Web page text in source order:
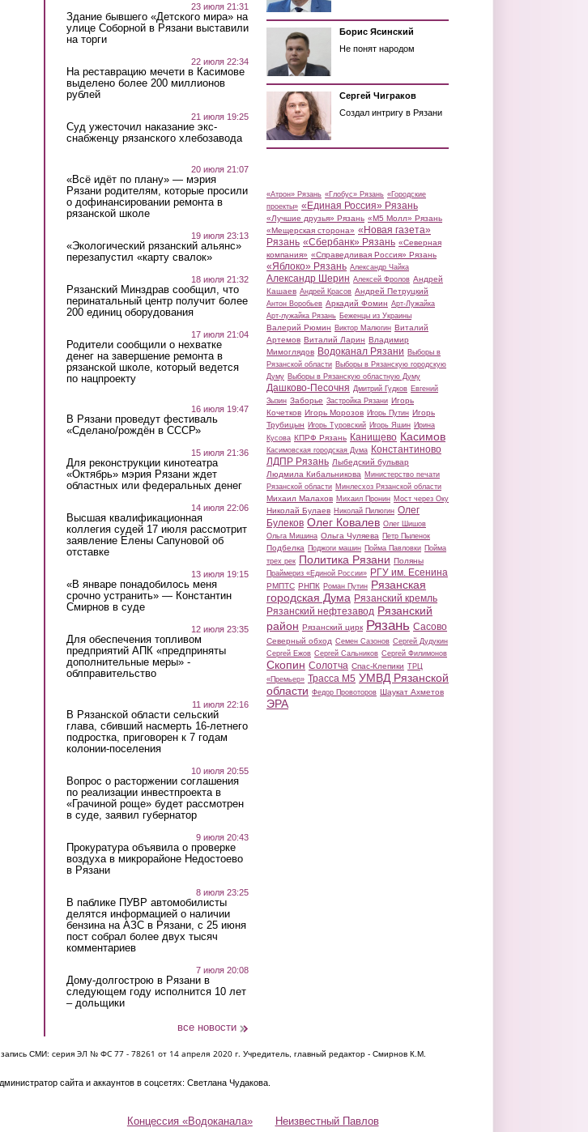
23 июля 21:31
Здание бывшего «Детского мира» на
улице Соборной в Рязани выставили
на торги
22 июля 22:34
На реставрацию мечети в Касимове
выделено более 200 миллионов
рублей
21 июля 19:25
Суд ужесточил наказание экс-
снабженцу рязанского хлебозавода
20 июля 21:07
«Всё идёт по плану» — мэрия
Рязани родителям, которые просили
о дофинансировании ремонта в
рязанской школе
19 июля 23:13
«Экологический рязанский альянс»
перезапустил «карту свалок»
18 июля 21:32
Рязанский Минздрав сообщил, что
перинатальный центр получит более
200 единиц оборудования
17 июля 21:04
Родители сообщили о нехватке
денег на завершение ремонта в
рязанской школе, который ведется
по нацпроекту
16 июля 19:47
В Рязани проведут фестиваль
«Сделано/рождён в СССР»
15 июля 21:36
Для реконструкции кинотеатра
«Октябрь» мэрия Рязани ждет
областных или федеральных денег
14 июля 22:06
Высшая квалификационная
коллегия судей 17 июля рассмотрит
заявление Елены Сапуновой об
отставке
13 июля 19:15
«В январе понадобилось меня
срочно устранить» — Константин
Смирнов в суде
12 июля 23:35
Для обеспечения топливом
предприятий АПК «предприняты
дополнительные меры» -
облправительство
11 июля 22:16
В Рязанской области сельский
глава, сбивший насмерть 16-летнего
подростка, приговорен к 7 годам
колонии-поселения
10 июля 20:55
Вопрос о расторжении соглашения
по реализации инвестпроекта в
«Грачиной роще» будет рассмотрен
в суде, заявил губернатор
9 июля 20:43
Прокуратура объявила о проверке
воздуха в микрорайоне Недостоево
в Рязани
8 июля 23:25
В паблике ПУВР автомобилисты
делятся информацией о наличии
бензина на АЗС в Рязани, с 25 июня
пост собрал более двух тысяч
комментариев
7 июля 20:08
Дому-долгострою в Рязани в
следующем году исполнится 10 лет
– дольщики
все новости
Борис Ясинский
Не понят народом
Сергей Чиграков
Создал интригу в Рязани
«Атрон» Рязань «Глобус» Рязань «Городские
проекты» «Единая Россия» Рязань
«Лучшие друзья» Рязань «М5 Молл» Рязань
«Мещерская сторона» «Новая газета»
Рязань «Сбербанк» Рязань «Северная
компания» «Справедливая Россия» Рязань
«Яблоко» Рязань Александр Чайка
Александр Шерин Алексей Фролов Андрей
Кашаев Андрей Красов Андрей Петруцкий
Антон Воробьев Аркадий Фомин Арт-Лужайка
Арт-лужайка Рязань Беженцы из Украины
Валерий Рюмин Виктор Малюгин Виталий
Артемов Виталий Ларин Владимир
Мимоглядов Водоканал Рязани Выборы в
Рязанской области Выборы в Рязанскую городскую
Думу Выборы в Рязанскую областную Думу
Дашково-Песочня Дмитрий Гудков Евгений
Зызин Заборье Застройка Рязани Игорь
Кочетков Игорь Морозов Игорь Путин Игорь
Трубицын Игорь Туровский Игорь Яшин Ирина
Кусова КПРФ Рязань Канищево Касимов
Касимовская городская Дума Константиново
ЛДПР Рязань Лыбедский бульвар
Людмила Кибальникова Министерство печати
Рязанской области Минлесхоз Рязанской области
Михаил Малахов Михаил Пронин Мост через Оку
Николай Булаев Николай Пилюгин Олег
Булеков Олег Ковалев Олег Шишов
Ольга Мишина Ольга Чуляева Петр Пыленок
Подбелка Поджоги машин Пойма Павловки Пойма
трех рек Политика Рязани Поляны
Праймериз «Единой России» РГУ им. Есенина
РМПТС РНПК Роман Путин Рязанская
городская Дума Рязанский кремль
Рязанский нефтезавод Рязанский
район Рязанский цирк Рязань Сасово
Северный обход Семен Сазонов Сергей Дудукин
Сергей Ежов Сергей Сальников Сергей Филимонов
Скопин Солотча Спас-Клепики ТРЦ
«Премьер» Трасса М5 УМВД Рязанской
области Федор Провоторов Шаукат Ахметов
ЭРА
СМИ: серия ЭЛ № ФС 77 - 78261 от 14 апреля 2020 г. Учредитель, главный редактор - Смирнов К.М.
сайта и аккаунтов в соцсетях: Светлана Чудакова.
Концессия «Водоканала» Неизвестный Павлов